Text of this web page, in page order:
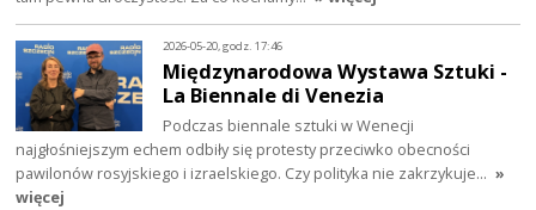
2026-05-20, godz. 17:46
Międzynarodowa Wystawa Sztuki -
La Biennale di Venezia
Podczas biennale sztuki w Wenecji
najgłośniejszym echem odbiły się protesty przeciwko obecności
pawilonów rosyjskiego i izraelskiego. Czy polityka nie zakrzykuje… »
więcej